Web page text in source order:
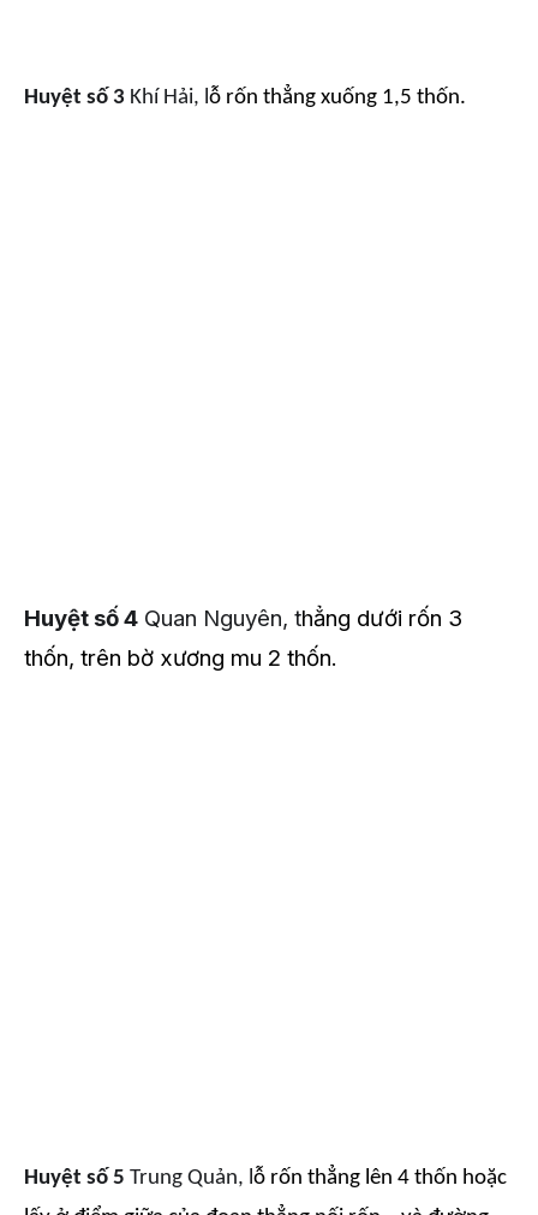
Huyệt số 3 Khí Hải, lỗ rốn thẳng xuống 1,5 thốn.
Huyệt số 4 Quan Nguyên, thẳng dưới rốn 3
thốn, trên bờ xương mu 2 thốn.
Huyệt số 5 Trung Quản, lỗ rốn thẳng lên 4 thốn hoặc